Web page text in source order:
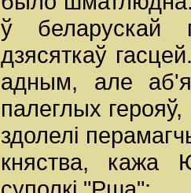
ў беларускай
дзясяткаў
адным, але
палеглых
здолелі
княства, кажа